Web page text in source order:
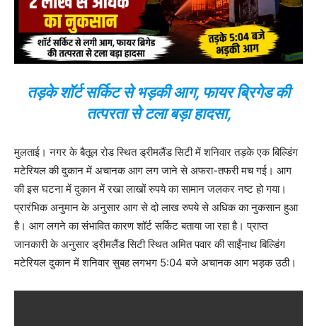
तड़के शॉर्ट सर्किट से भड़की आग, फायर ब्रिगेड की
तत्परता से टला बड़ा हादसा,
मुलताई। नगर के बैतूल रोड स्थित ड्रीमलैंड सिटी में शनिवार तड़के एक बिल्डिंग
मटेरियल की दुकान में अचानक आग लग जाने से अफरा-तफरी मच गई। आग
की इस घटना में दुकान में रखा लाखों रुपये का सामान जलकर नष्ट हो गया।
प्रारंभिक अनुमान के अनुसार आग से दो लाख रुपये से अधिक का नुकसान हुआ
है। आग लगने का संभावित कारण शॉर्ट सर्किट बताया जा रहा है। प्राप्त
जानकारी के अनुसार ड्रीमलैंड सिटी स्थित अमित पवार की साईंनाथ बिल्डिंग
मटेरियल दुकान में शनिवार सुबह लगभग 5:04 बजे अचानक आग भड़क उठी।